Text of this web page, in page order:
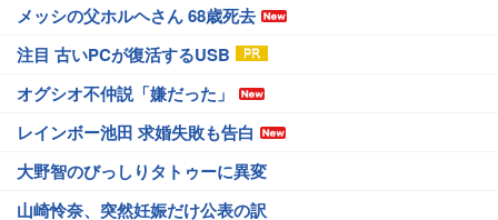
メッシの父ホルヘさん 68歳死去
注目 古いPCが復活するUSB
オグシオ不仲説「嫌だった」
レインボー池田 求婚失敗も告白
大野智のびっしりタトゥーに異変
山崎怜奈、突然妊娠だけ公表の訳